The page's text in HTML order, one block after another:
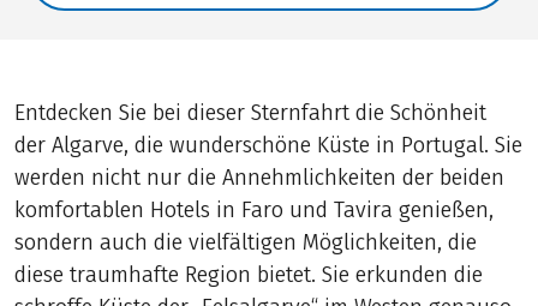
Entdecken Sie bei dieser Sternfahrt die Schönheit
der Algarve, die wunderschöne Küste in Portugal. Sie
werden nicht nur die Annehmlichkeiten der beiden
komfortablen Hotels in Faro und Tavira genießen,
sondern auch die vielfältigen Möglichkeiten, die
diese traumhafte Region bietet. Sie erkunden die